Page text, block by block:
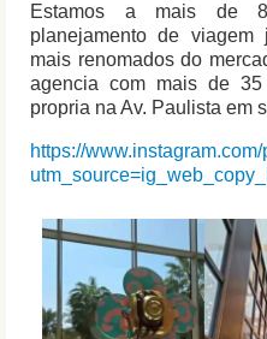
Estamos a mais de
planejamento de viagem
mais renomados do
agencia com mais de
propria na Av. Paulista em
https://